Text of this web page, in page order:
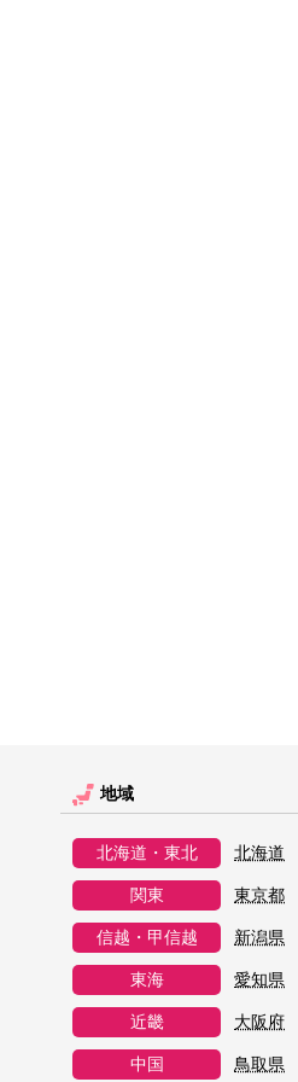
地域
北海道・東北 北海道
関東 東京都
信越・甲信越 新潟県
東海 愛知県
近畿 大阪府
中国 鳥取県